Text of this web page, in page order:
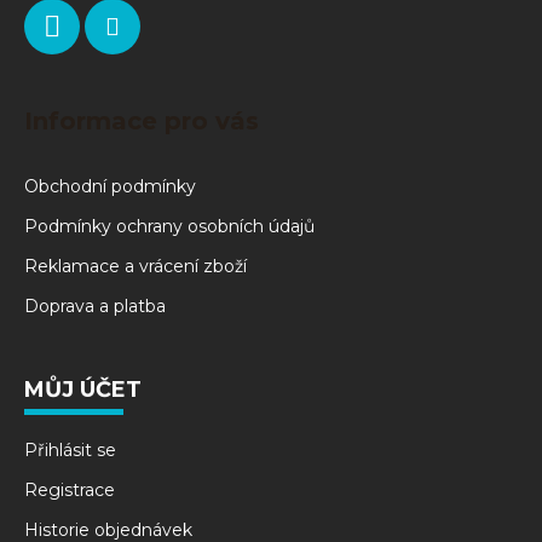
Obchodní podmínky
Podmínky ochrany osobních údajů
Reklamace a vrácení zboží
Doprava a platba
MŮJ ÚČET
Přihlásit se
Registrace
Historie objednávek